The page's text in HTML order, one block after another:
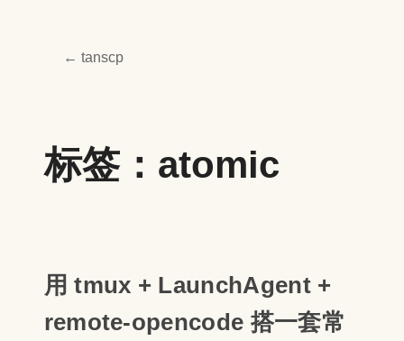
← tanscp
标签：atomic
用 tmux + LaunchAgent +
remote-opencode 搭一套常